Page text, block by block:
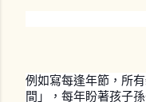
例如寫每逢年節，所
間」，每年盼著孩子